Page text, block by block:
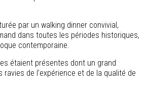
par un walking dinner convivial,
dans toutes les périodes historiques,
contemporaine.
étaient présentes dont un grand
ravies de l’expérience et de la qualité de